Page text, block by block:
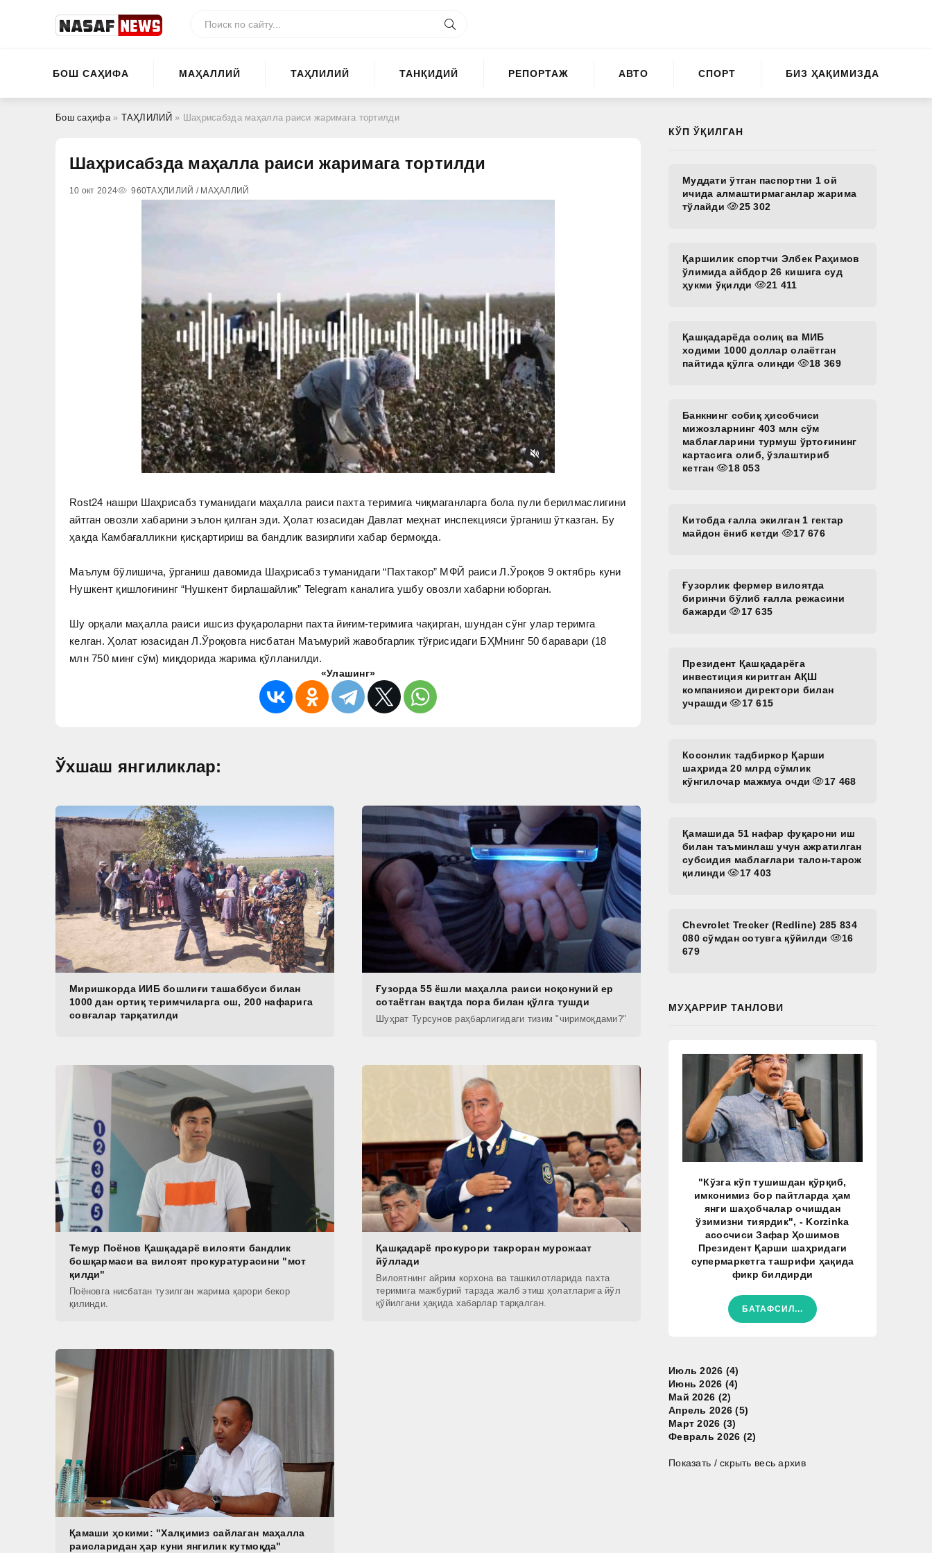
БОШ САҲИФА МАҲАЛЛИЙ ТАҲЛИЛИЙ ТАНҚИДИЙ РЕПОРТАЖ АВТО СПОРТ БИЗ ҲАҚИМИЗДА
Бош саҳифа» ТАҲЛИЛИЙ » Шаҳрисабзда маҳалла раиси жаримага тортилди
Шаҳрисабзда маҳалла раиси жаримага тортилди
10 окт 2024 960ТАҲЛИЛИЙ / МАҲАЛЛИЙ
Rost24 нашри Шаҳрисабз туманидаги маҳалла раиси пахта теримига чиқмаганларга бола пули берилмаслигини
айтган овозли хабарини эълон қилган эди. Ҳолат юзасидан Давлат меҳнат инспекцияси ўрганиш ўтказган. Бу
ҳақда Камбағалликни қисқартириш ва бандлик вазирлиги хабар бермоқда.
Маълум бўлишича, ўрганиш давомида Шаҳрисабз туманидаги “Пахтакор” МФЙ раиси Л.Ўроқов 9 октябрь куни
Нушкент қишлоғининг “Нушкент бирлашайлик” Telegram каналига ушбу овозли хабарни юборган.
Шу орқали маҳалла раиси ишсиз фуқароларни пахта йиғим-теримига чақирган, шундан сўнг улар теримга
келган. Ҳолат юзасидан Л.Ўроқовга нисбатан Маъмурий жавобгарлик тўғрисидаги БҲМнинг 50 баравари (18
млн 750 минг сўм) миқдорида жарима қўлланилди.
«Улашинг»
Ўхшаш янгиликлар:
Миришкорда ИИБ бошлиғи ташаббуси билан
1000 дан ортиқ теримчиларга ош, 200 нафарига
совғалар тарқатилди
Ғузорда 55 ёшли маҳалла раиси ноқонуний ер
сотаётган вақтда пора билан қўлга тушди
Шуҳрат Турсунов раҳбарлигидаги тизим "чиримоқдами?"
Темур Поёнов Қашқадарё вилояти бандлик
бошқармаси ва вилоят прокуратурасини "мот
қилди"
Поёновга нисбатан тузилган жарима қарори бекор
қилинди.
Қашқадарё прокурори такроран мурожаат
йўллади
Вилоятнинг айрим корхона ва ташкилотларида пахта
теримига мажбурий тарзда жалб этиш ҳолатларига йўл
қўйилгани ҳақида хабарлар тарқалган.
Қамаши ҳокими: "Халқимиз сайлаган маҳалла
раисларидан ҳар куни янгилик кутмоқда"
КЎП ЎҚИЛГАН
Муддати ўтган паспортни 1 ой
ичида алмаштирмаганлар жарима
тўлайди
25 302
Қаршилик спортчи Элбек Раҳимов
ўлимида айбдор 26 кишига суд
ҳукми ўқилди
21 411
Қашқадарёда солиқ ва МИБ
ходими 1000 доллар олаётган
пайтида қўлга олинди
18 369
Банкнинг собиқ ҳисобчиси
мижозларнинг 403 млн сўм
маблағларини турмуш ўртоғининг
картасига олиб, ўзлаштириб
кетган
18 053
Китобда ғалла экилган 1 гектар
майдон ёниб кетди
17 676
Ғузорлик фермер вилоятда
биринчи бўлиб ғалла режасини
бажарди
17 635
Президент Қашқадарёга
инвестиция киритган АҚШ
компанияси директори билан
учрашди
17 615
Косонлик тадбиркор Қарши
шаҳрида 20 млрд сўмлик
кўнгилочар мажмуа очди
17 468
Қамашида 51 нафар фуқарони иш
билан таъминлаш учун ажратилган
субсидия маблағлари талон-тарож
қилинди
17 403
Chevrolet Trecker (Redline) 285 834
080 сўмдан сотувга қўйилди
16
679
МУҲАРРИР ТАНЛОВИ
"Кўзга кўп тушишдан қўрқиб,
имконимиз бор пайтларда ҳам
янги шаҳобчалар очишдан
ўзимизни тиярдик", - Korzinka
асосчиси Зафар Ҳошимов
Президент Қарши шаҳридаги
супермаркетга ташрифи ҳақида
фикр билдирди
БАТАФСИЛ...
Июль 2026 (4)
Июнь 2026 (4)
Май 2026 (2)
Апрель 2026 (5)
Март 2026 (3)
Февраль 2026 (2)
Показать / скрыть весь архив